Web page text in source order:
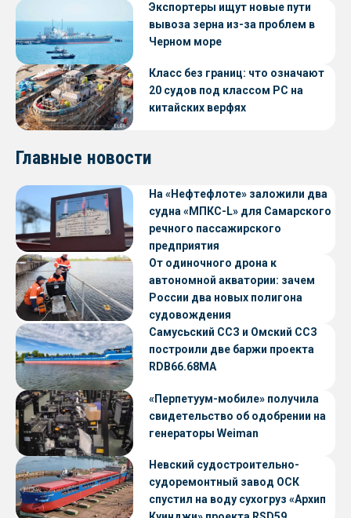
Экспортеры ищут новые пути
вывоза зерна из-за проблем в
Черном море
Класс без границ: что означают
20 судов под классом РС на
китайских верфях
Главные новости
На «Нефтефлоте» заложили два
судна «МПКС-L» для Самарского
речного пассажирского
предприятия
От одиночного дрона к
автономной акватории: зачем
России два новых полигона
судовождения
Самусьский ССЗ и Омский ССЗ
построили две баржи проекта
RDB66.68МА
«Перпетуум-мобиле» получила
свидетельство об одобрении на
генераторы Weiman
Невский судостроительно-
судоремонтный завод ОСК
спустил на воду сухогруз «Архип